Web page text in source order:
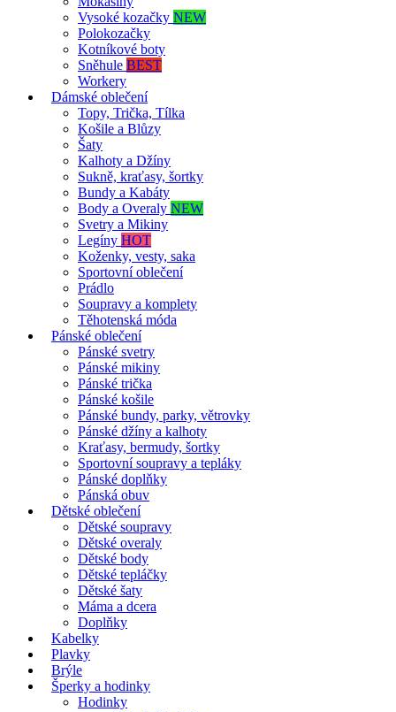
Vysoké kozačky NEW
Polokozačky
Kotníkové boty
Sněhule BEST
Workery
Dámské oblečení
Topy, Trička, Tílka
Košile a Blůzy
Šaty
Kalhoty a Džíny
Sukně, kraťasy, šortky
Bundy a Kabáty
Body a Overaly NEW
Svetry a Mikiny
Legíny HOT
Koženky, vesty, saka
Sportovní oblečení
Prádlo
Soupravy a komplety
Těhotenská móda
Pánské oblečení
Pánské svetry
Pánské mikiny
Pánské trička
Pánské košile
Pánské bundy, parky, větrovky
Pánské džíny a kalhoty
Kraťasy, bermudy, šortky
Sportovní soupravy a tepláky
Pánské doplňky
Pánská obuv
Dětské oblečení
Dětské soupravy
Dětské overaly
Dětské body
Dětské tepláčky
Dětské šaty
Máma a dcera
Doplňky
Kabelky
Plavky
Brýle
Šperky a hodinky
Hodinky